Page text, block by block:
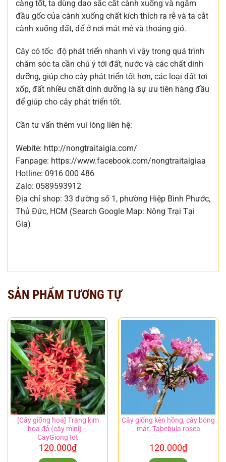
càng tốt, ta dùng dao sắc cắt cành xuống và ngâm
đầu gốc của cành xuống chất kích thích ra rễ và ta cắt
cành xuống đất, để ở nơi mát mẻ và thoáng gió.
Cây có tốc độ phát triển nhanh vì vậy trong quá trình
chăm sóc ta cần chú ý tới đất, nước và các chất dinh
dưỡng, giúp cho cây phát triển tốt hơn, các loại đất tơi
xốp, đất nhiều chất dinh dưỡng là sự ưu tiên hàng đầu
để giúp cho cây phát triển tốt.
Cần tư vấn thêm vui lòng liên hệ:
Webite: http://nongtraitaigia.com/
Fanpage: https://www.facebook.com/nongtraitaigiaa
Hotline: 0916 000 486
Zalo: 0589593912
Địa chỉ shop: 33 đường số 1, phường Hiệp Bình Phước,
Thủ Đức, HCM (Search Google Map: Nông Trại Tại
Gia)
SẢN PHẨM TƯƠNG TỰ
[Cây giống hoa] Trang kim
hoa đỏ (cây mini) –
CayGiongTot
120.000₫
Cây giống kèn hồng, cây bóng
mát, Tabebuia rosea
120.000₫